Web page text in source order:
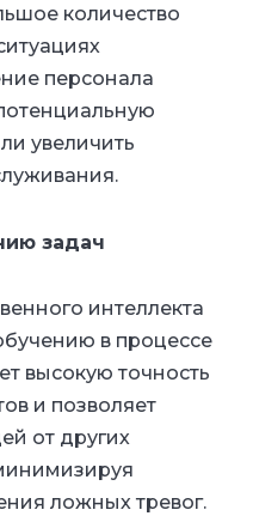
количество
персонала
увеличить
задач
интеллекта
в процессе
высокую точность
и позволяет
от других
ложных тревог.